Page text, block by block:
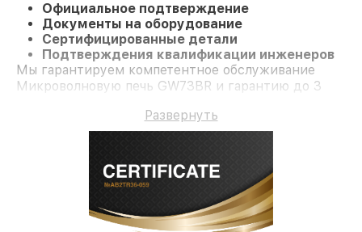
Официальное подтверждение
Документы на оборудование
Сертифицированные детали
Подтверждения квалификации инженеров
Мы гарантируем компетентное обслуживание
Микроволновую печь GW73BR и гарантию до 3
Развернуть